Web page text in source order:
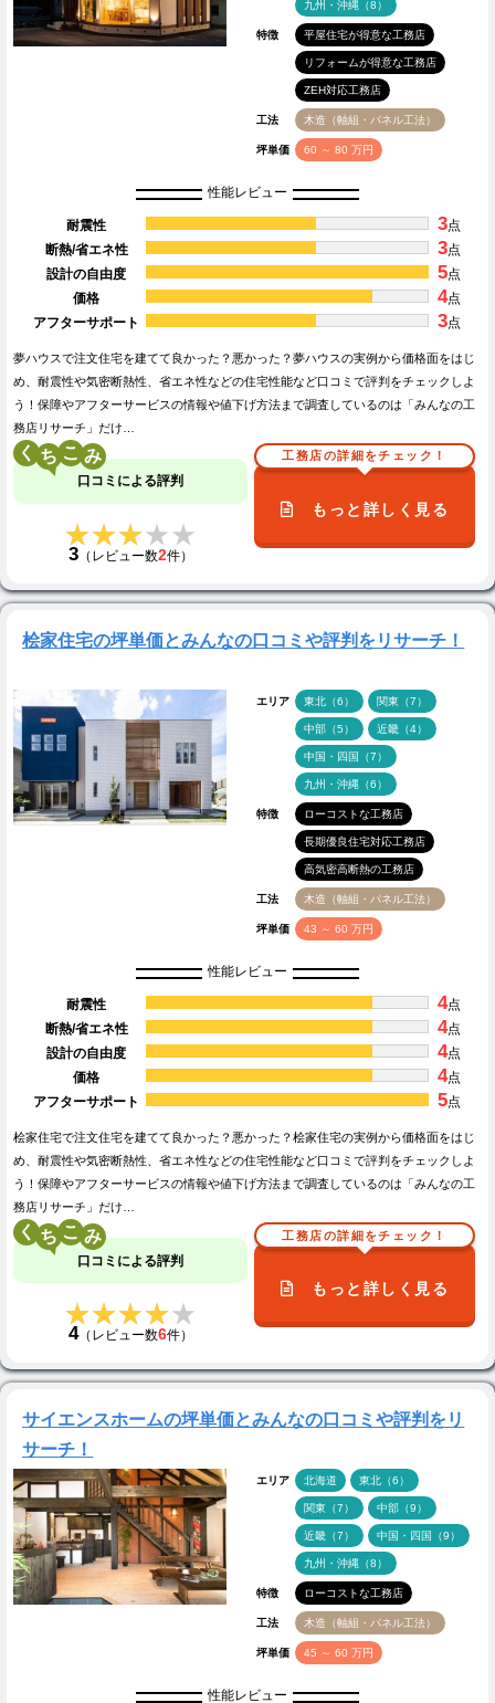
九州・沖縄（8）
特徴 平屋住宅が得意な工務店
リフォームが得意な工務店
ZEH対応工務店
工法 木造（軸組・パネル工法）
坪単価 60 ～ 80 万円
性能レビュー
耐震性 3点
断熱/省エネ性
3点
設計の自由度
5点
価格
4点
アフターサポート
3点
夢ハウスで注文住宅を建てて良かった？悪かった？夢ハウスの実例から価格面をはじ
め、耐震性や気密断熱性、省エネ性などの住宅性能など口コミで評判をチェックしよ
う！保障やアフターサービスの情報や値下げ方法まで調査しているのは「みんなの工
務店リサーチ」だけ…
く こ
口コミによる評判
★★★★★
★★★★★
3（レビュー数2件）
工務店の詳細をチェック！
もっと詳しく見る
桧家住宅の坪単価とみんなの口コミや評判をリサーチ！
エリア 東北（6） 関東（7）
中部（5） 近畿（4）
中国・四国（7）
九州・沖縄（6）
特徴 ローコストな工務店
長期優良住宅対応工務店
高気密高断熱の工務店
工法 木造（軸組・パネル工法）
坪単価 43 ～ 60 万円
性能レビュー
耐震性 4点
断熱/省エネ性
4点
設計の自由度
4点
価格
4点
アフターサポート
5点
桧家住宅で注文住宅を建てて良かった？悪かった？桧家住宅の実例から価格面をはじ
め、耐震性や気密断熱性、省エネ性などの住宅性能など口コミで評判をチェックしよ
う！保障やアフターサービスの情報や値下げ方法まで調査しているのは「みんなの工
務店リサーチ」だけ…
く こ
口コミによる評判
★★★★★
★★★★★
4（レビュー数6件）
工務店の詳細をチェック！
もっと詳しく見る
サイエンスホームの坪単価とみんなの口コミや評判をリ
サーチ！
エリア 北海道 東北（6）
関東（7） 中部（9）
近畿（7） 中国・四国（9）
九州・沖縄（8）
特徴 ローコストな工務店
工法 木造（軸組・パネル工法）
坪単価 45 ～ 60 万円
性能レビュー